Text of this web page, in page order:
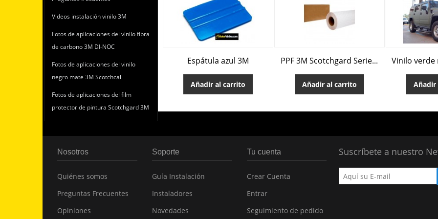
Videos instalación vinilo 3M
Fotos de aplicaciones del vinilo fibra
de carbono 3M DI-NOC
Fotos de aplicaciones del vinilo
negro mate 3M Scotchcal
Fotos de aplicaciones del film
protector de pintura Scotchgard 3M
Espátula azul 3M
Añadir al carrito
PPF 3M Scotchgard Serie...
Añadir al carrito
Vinilo verde
Añadir
Nosotros
Quiénes somos
Preguntas Frecuentes
Opiniones
Soporte
Guía Instalación
Instaladores
Novedades
Tu cuenta
Crear Cuenta
Entrar
Seguimiento de pedido
Suscríbete a nuestro